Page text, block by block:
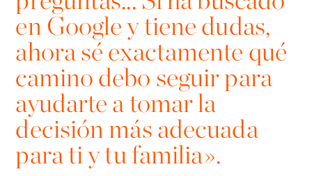
en Google y tiene dudas,
ahora sé exactamente qué
camino debo seguir para
ayudarte a tomar la
decisión más adecuada
para ti y tu familia».